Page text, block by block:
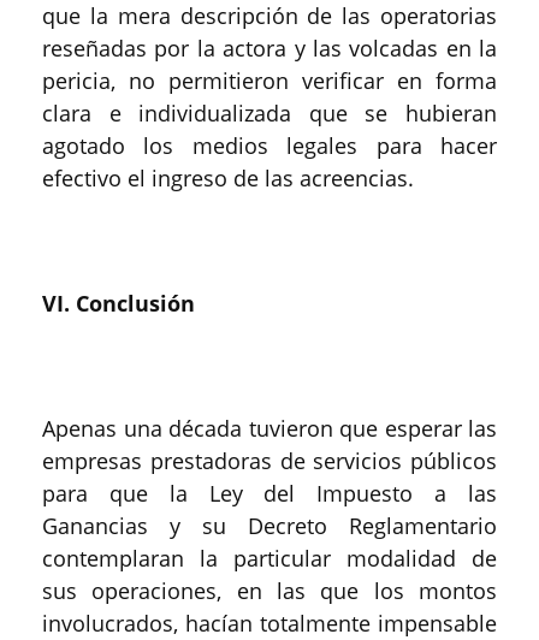
que la mera descripción de las operatorias
reseñadas por la actora y las volcadas en la
pericia, no permitieron verificar en forma
clara e individualizada que se hubieran
agotado los medios legales para hacer
efectivo el ingreso de las acreencias.
VI. Conclusión
Apenas una década tuvieron que esperar las
empresas prestadoras de servicios públicos
para que la Ley del Impuesto a las
Ganancias y su Decreto Reglamentario
contemplaran la particular modalidad de
sus operaciones, en las que los montos
involucrados, hacían totalmente impensable